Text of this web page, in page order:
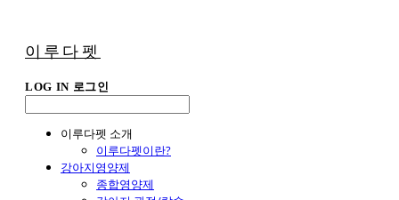
이루다펫
LOG IN 로그인
이루다펫 소개
이루다펫이란?
강아지영양제
종합영양제